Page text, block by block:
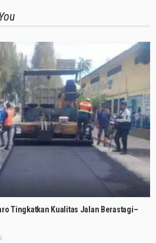
Tingkatkan Kualitas Jalan Berastagi–